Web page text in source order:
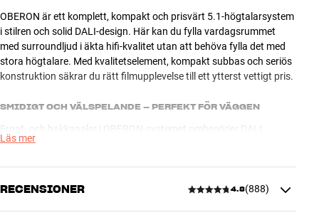
OBERON är ett komplett, kompakt och prisvärt 5.1-högtalarsystem
i stilren och solid DALI-design. Här kan du fylla vardagsrummet
med surroundljud i äkta hifi-kvalitet utan att behöva fylla det med
stora högtalare. Med kvalitetselement, kompakt subbas och seriös
konstruktion säkrar du rätt filmupplevelse till ett ytterst vettigt pris.
SMIDIGT OCH VÄLSPELANDE – PERFEKT FÖR VÄGGEN
Front- och bakkanaler i OBERON-systemet ombesörjer DALI
OBERON 1, en välspelande och väldigt kompakt kvalitetshögtalare
OBERON VOKAL säkerställer en tydlig återgivning av filmdialog och
Läs mer
RECENSIONER 4.8(888)